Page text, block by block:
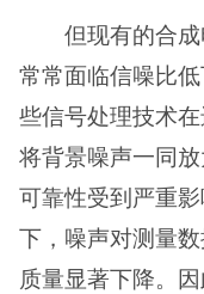
但现有的合
常常面临信噪比
些信号处理技术
将背景噪声一同
可靠性受到严重
下，噪声对测量
质量显著下降。